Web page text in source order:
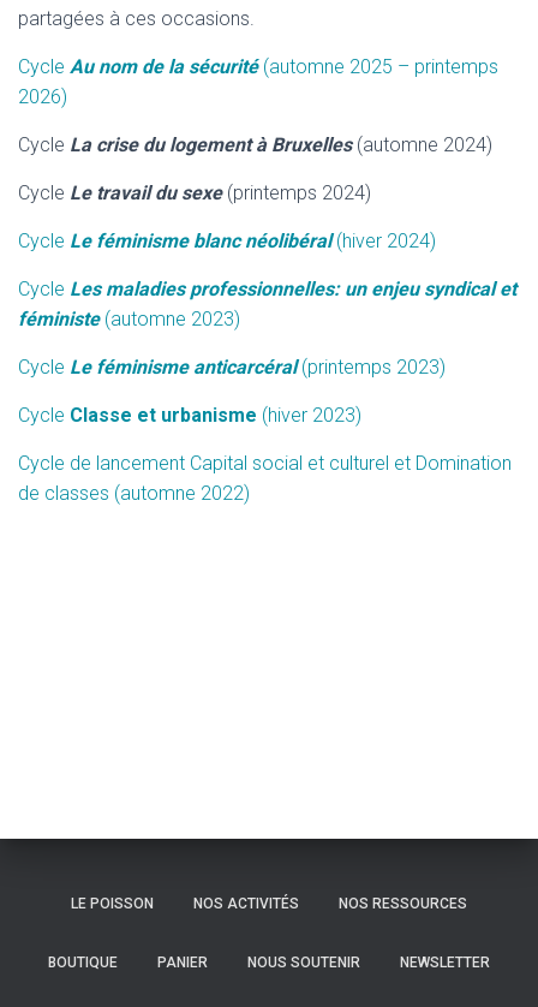
partagées à ces occasions.
Cycle Au nom de la sécurité(automne 2025 – printemps
2026)
Cycle La crise du logement à Bruxelles(automne 2024)
Cycle Le travail du sexe(printemps 2024)
Cycle Le féminisme blanc néolibéral(hiver 2024)
Cycle Les maladies professionnelles: un enjeu syndical et
féministe(automne 2023)
Cycle Le féminisme anticarcéral(printemps 2023)
Cycle Classe et urbanisme (hiver 2023)
Cycle de lancement Capital social et culturel et Domination
de classes (automne 2022)
LE POISSON NOS ACTIVITÉS NOS RESSOURCES
BOUTIQUE PANIER NOUS SOUTENIR NEWSLETTER